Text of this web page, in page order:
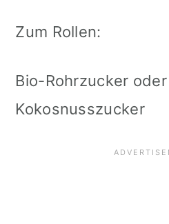
Zum Rollen:
Bio-Rohrzucker oder
Kokosnusszucker